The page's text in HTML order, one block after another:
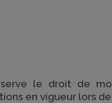
le droit de
en vigueur lors